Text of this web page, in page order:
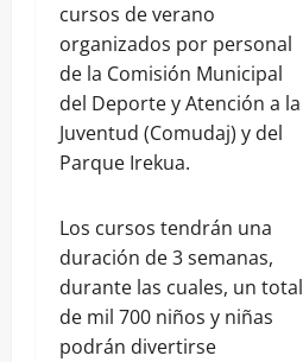
cursos de verano
organizados por personal
de la Comisión Municipal
del Deporte y Atención a la
Juventud (Comudaj) y del
Parque Irekua.
Los cursos tendrán una
duración de 3 semanas,
durante las cuales, un total
de mil 700 niños y niñas
podrán divertirse